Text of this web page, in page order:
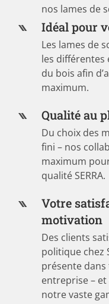
nos lames de
Idéal pour
Les lames de
les différentes
du bois afin
maximum.
Qualité au
Du choix des
fini – nos
maximum
qualité SERRA.
Votre
motivation
Des clients
politique chez
présente
entreprise –
notre vaste